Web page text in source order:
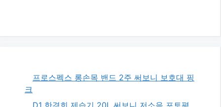
프로스펙스 롱손목 밴드 2주 써보니 보호대 핑
크
D1 한경희 제습기 20L 써보니 저소음 포토평